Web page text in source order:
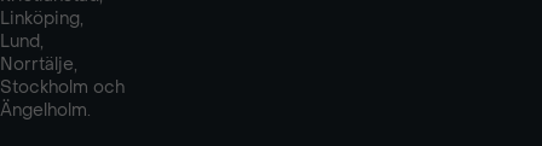
Linköping,
Lund,
Norrtälje,
Stockholm och
Ängelholm.